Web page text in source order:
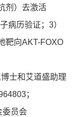
剂）去激活
病历验证；3）
靶向AKT-FOXO
士和艾道盛助理
；
委员会